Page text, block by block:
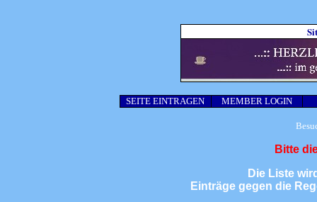
SEITE EINTRAGEN MEMBER LOGIN
Bitte
Die Liste
Einträge gegen die